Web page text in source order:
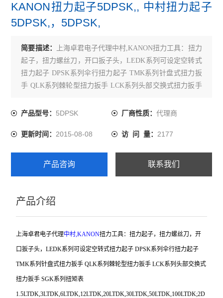
KANON扭力起子5DPSK,, 中村扭力起子
5DPSK,，5DPSK,
简要描述：
上海卓君电子代理中村,KANON扭力工具：扭力
起子，扭力螺丝刀，开口扳子头，LEDK系列可设定空转式
扭力起子 DPSK系列伞行扭力起子 TMK系列针盘式扭力扳
手 QLK系列棘轮型扭力扳手 LCK系列头部交换式扭力扳手
1.5LTDK,3LTDK,6LTDK,12LTDK,20LTDK,30LTDK,50LTD
产品型号： 5DPSK 厂商性质： 代理商
更新时间：2015-08-08 访 问 量： 2177
产品咨询 联系我们
产品介绍
上海卓君电子代理中村,KANON扭力工具：扭力起子，扭力螺丝刀，开
口扳子头，LEDK系列可设定空转式扭力起子 DPSK系列伞行扭力起子
TMK系列针盘式扭力扳手 QLK系列棘轮型扭力扳手 LCK系列头部交换式
扭力扳手 SGK系列扭矩表
1.5LTDK,3LTDK,6LTDK,12LTDK,20LTDK,30LTDK,50LTDK,100LTDK;2D